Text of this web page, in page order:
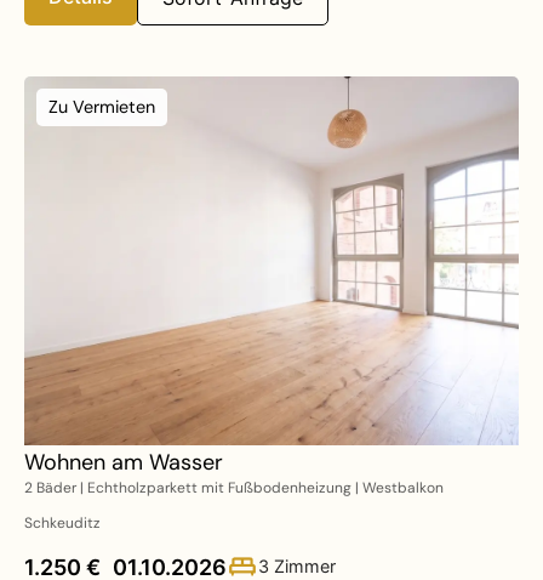
Zu Vermieten
Wohnen am Wasser
2 Bäder | Echtholzparkett mit Fußbodenheizung | Westbalkon
Schkeuditz
1.250 € 01.10.2026
3 Zimmer